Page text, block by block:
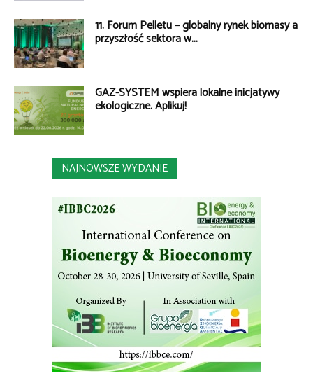
11. Forum Pelletu – globalny rynek biomasy a
przyszłość sektora w...
GAZ-SYSTEM wspiera lokalne inicjatywy
ekologiczne. Aplikuj!
NAJNOWSZE WYDANIE